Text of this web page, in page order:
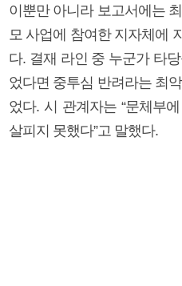
이뿐만 아니라 보고서에는
모 사업에 참여한 지자체에
다. 결재 라인 중 누군가 타
었다면 중투심 반려라는 최
었다. 시 관계자는 “문체부
살피지 못했다”고 말했다.